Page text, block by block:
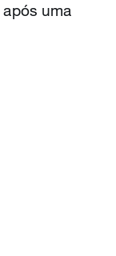
após uma